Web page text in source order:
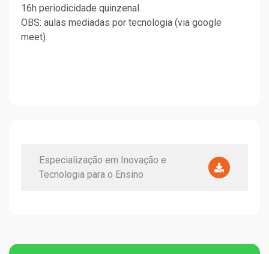
16h periodicidade quinzenal.
OBS: aulas mediadas por tecnologia (via google
meet).
Especialização em Inovação e
Tecnologia para o Ensino